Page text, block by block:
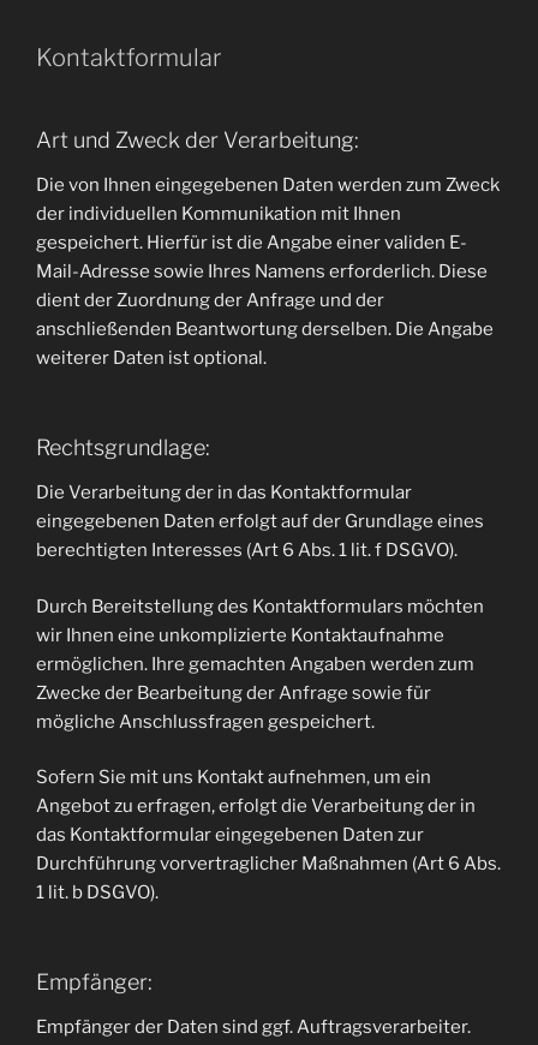
Kontaktformular
Art und Zweck der Verarbeitung:
Die von Ihnen eingegebenen Daten werden zum Zweck
der individuellen Kommunikation mit Ihnen
gespeichert. Hierfür ist die Angabe einer validen E-
Mail-Adresse sowie Ihres Namens erforderlich. Diese
dient der Zuordnung der Anfrage und der
anschließenden Beantwortung derselben. Die Angabe
weiterer Daten ist optional.
Rechtsgrundlage:
Die Verarbeitung der in das Kontaktformular
eingegebenen Daten erfolgt auf der Grundlage eines
berechtigten Interesses (Art 6 Abs. 1 lit. f DSGVO).
Durch Bereitstellung des Kontaktformulars möchten
wir Ihnen eine unkomplizierte Kontaktaufnahme
ermöglichen. Ihre gemachten Angaben werden zum
Zwecke der Bearbeitung der Anfrage sowie für
mögliche Anschlussfragen gespeichert.
Sofern Sie mit uns Kontakt aufnehmen, um ein
Angebot zu erfragen, erfolgt die Verarbeitung der in
das Kontaktformular eingegebenen Daten zur
Durchführung vorvertraglicher Maßnahmen (Art 6 Abs.
1 lit. b DSGVO).
Empfänger:
Empfänger der Daten sind ggf. Auftragsverarbeiter.